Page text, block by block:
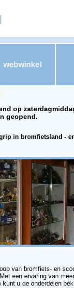
webwinkel
op
geopend.
in bromfietsland -
van bromfiets- en
een ervaring van
u de onderdelen